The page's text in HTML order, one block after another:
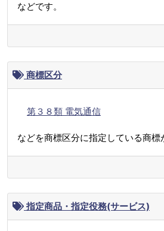
などです。
商標区分
第３８類 電気通信
などを商標区分に指定している商標
指定商品・指定役務(サービス)